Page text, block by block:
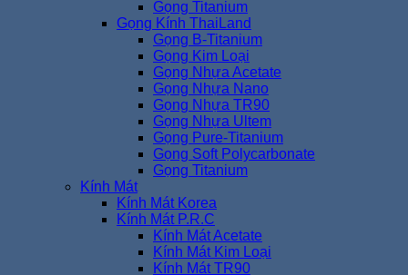
Gọng Titanium
Gọng Kính ThaiLand
Gọng B-Titanium
Gọng Kim Loại
Gọng Nhựa Acetate
Gọng Nhựa Nano
Gọng Nhựa TR90
Gọng Nhựa Ultem
Gọng Pure-Titanium
Gọng Soft Polycarbonate
Gọng Titanium
Kính Mát
Kính Mát Korea
Kính Mát P.R.C
Kính Mát Acetate
Kính Mát Kim Loại
Kính Mát TR90